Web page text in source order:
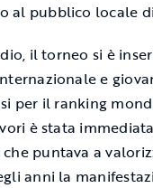
al pubblico locale
il torneo si è
e
per il ranking
è stata
puntava a
anni la